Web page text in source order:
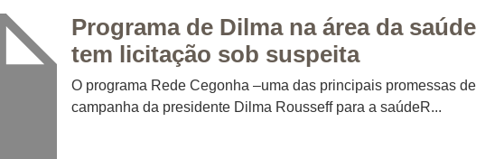
Programa de Dilma na área da saúde
tem licitação sob suspeita
O programa Rede Cegonha –uma das principais promessas de
campanha da presidente Dilma Rousseff para a saúdeR...